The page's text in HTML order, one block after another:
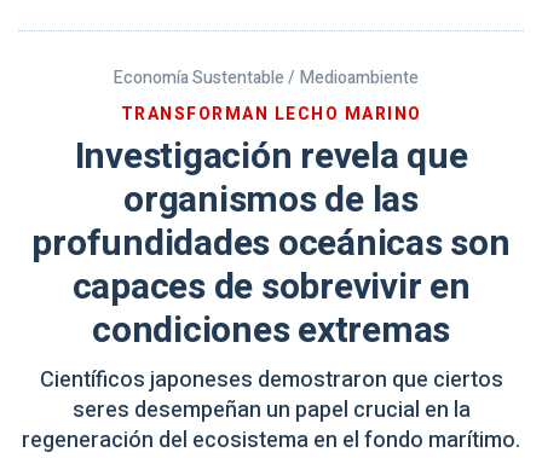
Economía Sustentable / Medioambiente
TRANSFORMAN LECHO MARINO
Investigación revela que
organismos de las
profundidades oceánicas son
capaces de sobrevivir en
condiciones extremas
Científicos japoneses demostraron que ciertos
seres desempeñan un papel crucial en la
regeneración del ecosistema en el fondo marítimo.